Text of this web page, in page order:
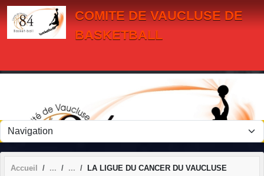
COMITE DE VAUCLUSE DE
BASKETBALL
Accueil LA LIGUE DU CANCER DU VAUCLUSE
Panneau de gestion des cookies